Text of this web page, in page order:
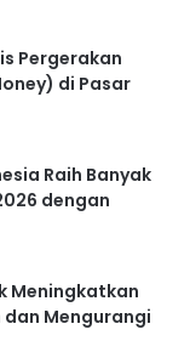
Pergerakan
di Pasar
Raih Banyak
dengan
Meningkatkan
Mengurangi